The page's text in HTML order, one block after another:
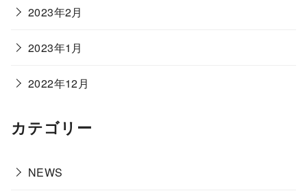
2023年2月
2023年1月
2022年12月
カテゴリー
NEWS